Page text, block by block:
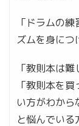
「ドラムの
ズムを身につ
「教則本は
「教則本を
い方がわから
と悩んでい